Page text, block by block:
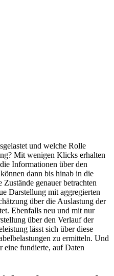
und welche Rolle
Mit wenigen Klicks erhalten
Informationen über den
dann bis hinab in die
genauer betrachten
Darstellung mit aggregierten
über die Auslastung der
Ebenfalls neu und mit nur
über den Verlauf der
lässt sich über diese
zu ermitteln. Und
eine fundierte, auf Daten